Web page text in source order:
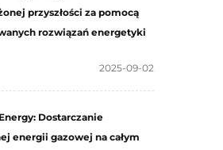
przyszłości za pomocą
rozwiązań energetyki
2025-09-02
Dostarczanie
energii gazowej na całym